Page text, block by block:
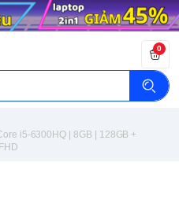
0
i5-6300HQ | 8GB | 128GB +